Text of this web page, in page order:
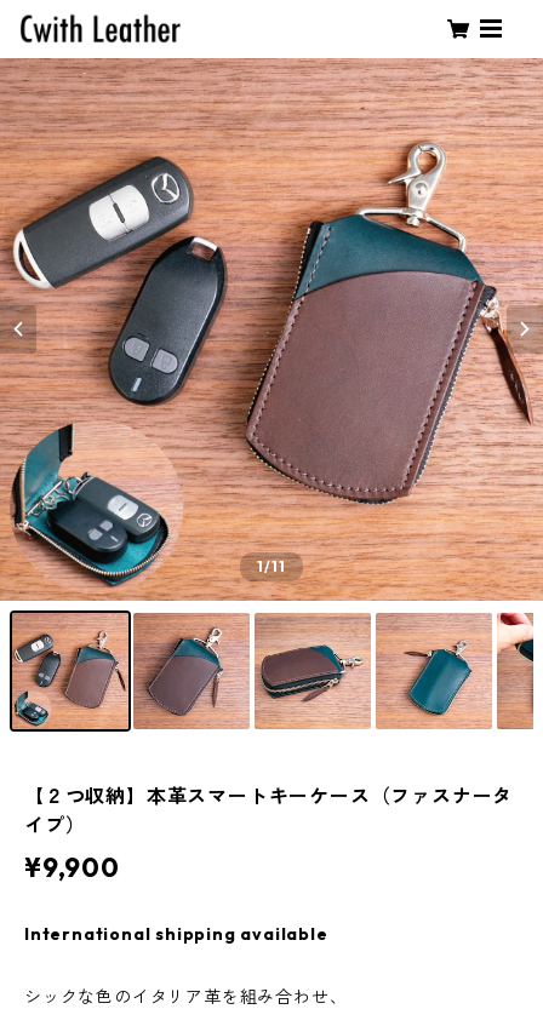
1/11
【２つ収納】本革スマートキーケース（ファスナータ
イプ）
¥9,900
International shipping available
シックな色のイタリア革を組み合わせ、